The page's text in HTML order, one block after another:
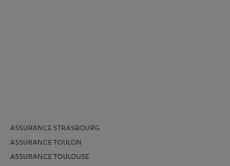
ASSURANCE STRASBOURG
ASSURANCE TOULON
ASSURANCE TOULOUSE